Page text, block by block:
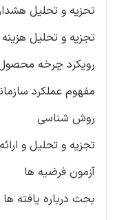
تحزیه و تحلیل
تجزیه و تحلیل
رویکرد چرخه
مفهوم عملکرد
روش شناسی
تجزیه و تحلیل و
آزمون فرضیه ها
بحث درباره یافته ها